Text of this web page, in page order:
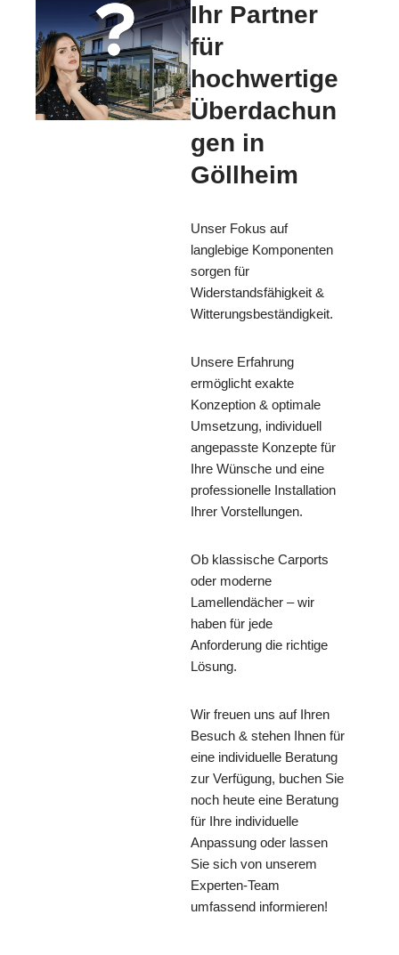
Ihr Partner
für
hochwertige
Überdachun
gen in
Göllheim
Unser Fokus auf
langlebige Komponenten
sorgen für
Widerstandsfähigkeit &
Witterungsbeständigkeit.
Unsere Erfahrung
ermöglicht exakte
Konzeption & optimale
Umsetzung, individuell
angepasste Konzepte für
Ihre Wünsche und eine
professionelle Installation
Ihrer Vorstellungen.
Ob klassische Carports
oder moderne
Lamellendächer – wir
haben für jede
Anforderung die richtige
Lösung.
Wir freuen uns auf Ihren
Besuch & stehen Ihnen für
eine individuelle Beratung
zur Verfügung, buchen Sie
noch heute eine Beratung
für Ihre individuelle
Anpassung oder lassen
Sie sich von unserem
Experten-Team
umfassend informieren!